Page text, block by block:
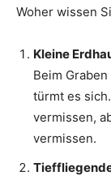
Woher wissen
Kleine
Beim
türmt es
vermissen,
vermissen.